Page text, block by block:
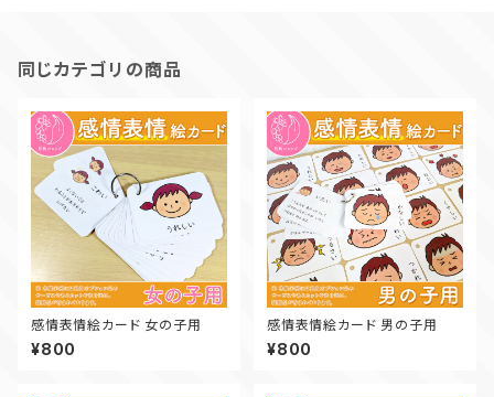
同じカテゴリの商品
感情表情絵カード 女の子用
¥800
感情表情絵カード 男の子用
¥800